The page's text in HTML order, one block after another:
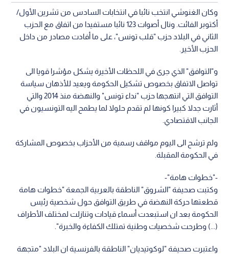
وكان الغنوشي انتخب نائبا في انتخابات السادس من تشرين الأول/
أكتوبر الفائت. ونال أصوات 123 نائبا مستفيدا من اتفاق مع الحزب
الثاني في البلاد حزب "قلب تونس"، على ما أفادت مصادر من داخل
الحزب الأخير.
و"التوافق" الذي جرى في اللحظات الأخيرة يشكل مؤشرا قويا الى
تواصل الاتفاق بخصوص تشكيل الحكومة ويعيد للأذهان سياسة
التوافق التي انتهجها حزب "نداء تونس" والنهضة منذ 2014 والتي
أثارت جدلا كبيرا كونها لم تقدم حلولا لما يطمح اليه التونسيون في
الجانب الاقتصادي.
ولم ترشح الى اليوم مواقف رسمية من الأحزاب بخصوص المشاركة
في الحكومة المقبلة.
-"خطوات هامة"-
وكتبت صحيفة "الشروق" الناطقة بالعربية الجمعة "خطوات هامة
قطعتها حركة النهضة في طريق التوافق حول شخصية رئيس
الحكومة بعد ان استبعدت أسماء قيادات وتنازلت لمختلف الأطراف
(...) وطرحت شخصيات وطنية تمتلك الكفاءة والخبرة".
واعتبرت صحيفة "لوكوتيديان" الناطقة بالفرنسية ان البلاد "متجهة